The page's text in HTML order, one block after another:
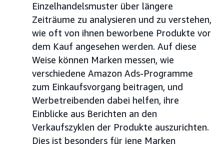
Einzelhandelsmuster über längere
Zeiträume zu analysieren und zu verstehen,
wie oft von ihnen beworbene Produkte vor
dem Kauf angesehen werden. Auf diese
Weise können Marken messen, wie
verschiedene Amazon Ads-Programme
zum Einkaufsvorgang beitragen, und
Werbetreibenden dabei helfen, ihre
Einblicke aus Berichten an den
Verkaufszyklen der Produkte auszurichten.
Dies ist besonders für jene Marken